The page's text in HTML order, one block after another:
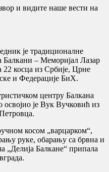
и видите наше вести на
је традиционалне
Балкани – Меморијал Лазар
22 косца из Србије, Црне
и Федерације БиХ.
центру Балкана
је Вук Вучковић из
косом „варцарком“,
руке, обарању са брвна и
„Делија Балкане“ припала